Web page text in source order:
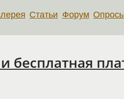
Статьи Форум
бесплатная